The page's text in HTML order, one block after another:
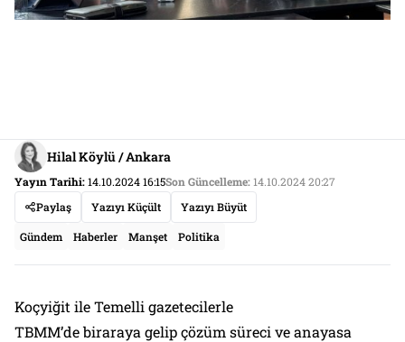
Hilal Köylü / Ankara
Yayın Tarihi:14.10.2024 16:15Son Güncelleme:14.10.2024 20:27
Paylaş
Yazıyı Küçült Yazıyı Büyüt
Gündem Haberler Manşet Politika
Koçyiğit ile Temelli gazetecilerle
TBMM’de biraraya gelip çözüm süreci ve anayasa